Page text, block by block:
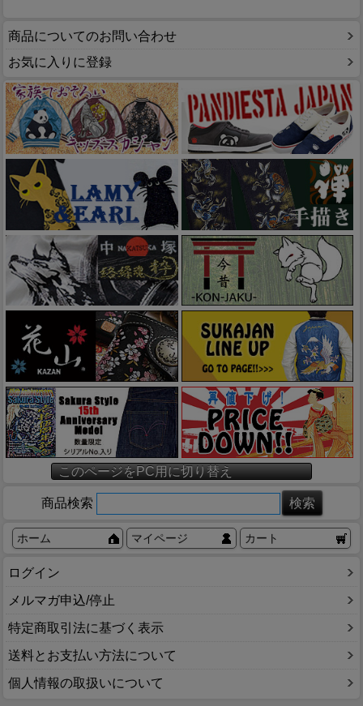
商品についてのお問い合わせ
お気に入りに登録
このページをPC用に切り替え
商品検索
ホーム マイページ カート
ログイン
メルマガ申込/停止
特定商取引法に基づく表示
送料とお支払い方法について
個人情報の取扱いについて